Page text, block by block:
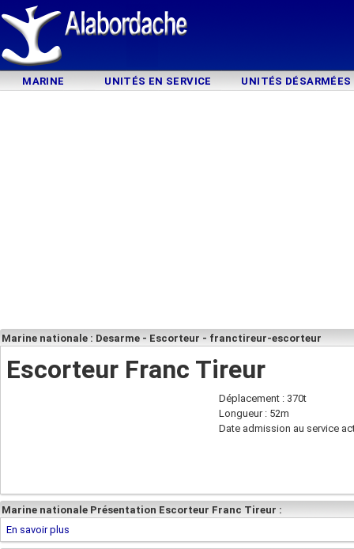
MARINE UNITÉS EN SERVICE UNITÉS DÉSARMÉES
Marine nationale : Desarme - Escorteur - franctireur-escorteur
Escorteur Franc Tireur
Déplacement : 370t
Longueur : 52m
Date admission au service
Marine nationale Présentation Escorteur Franc Tireur :
En savoir plus